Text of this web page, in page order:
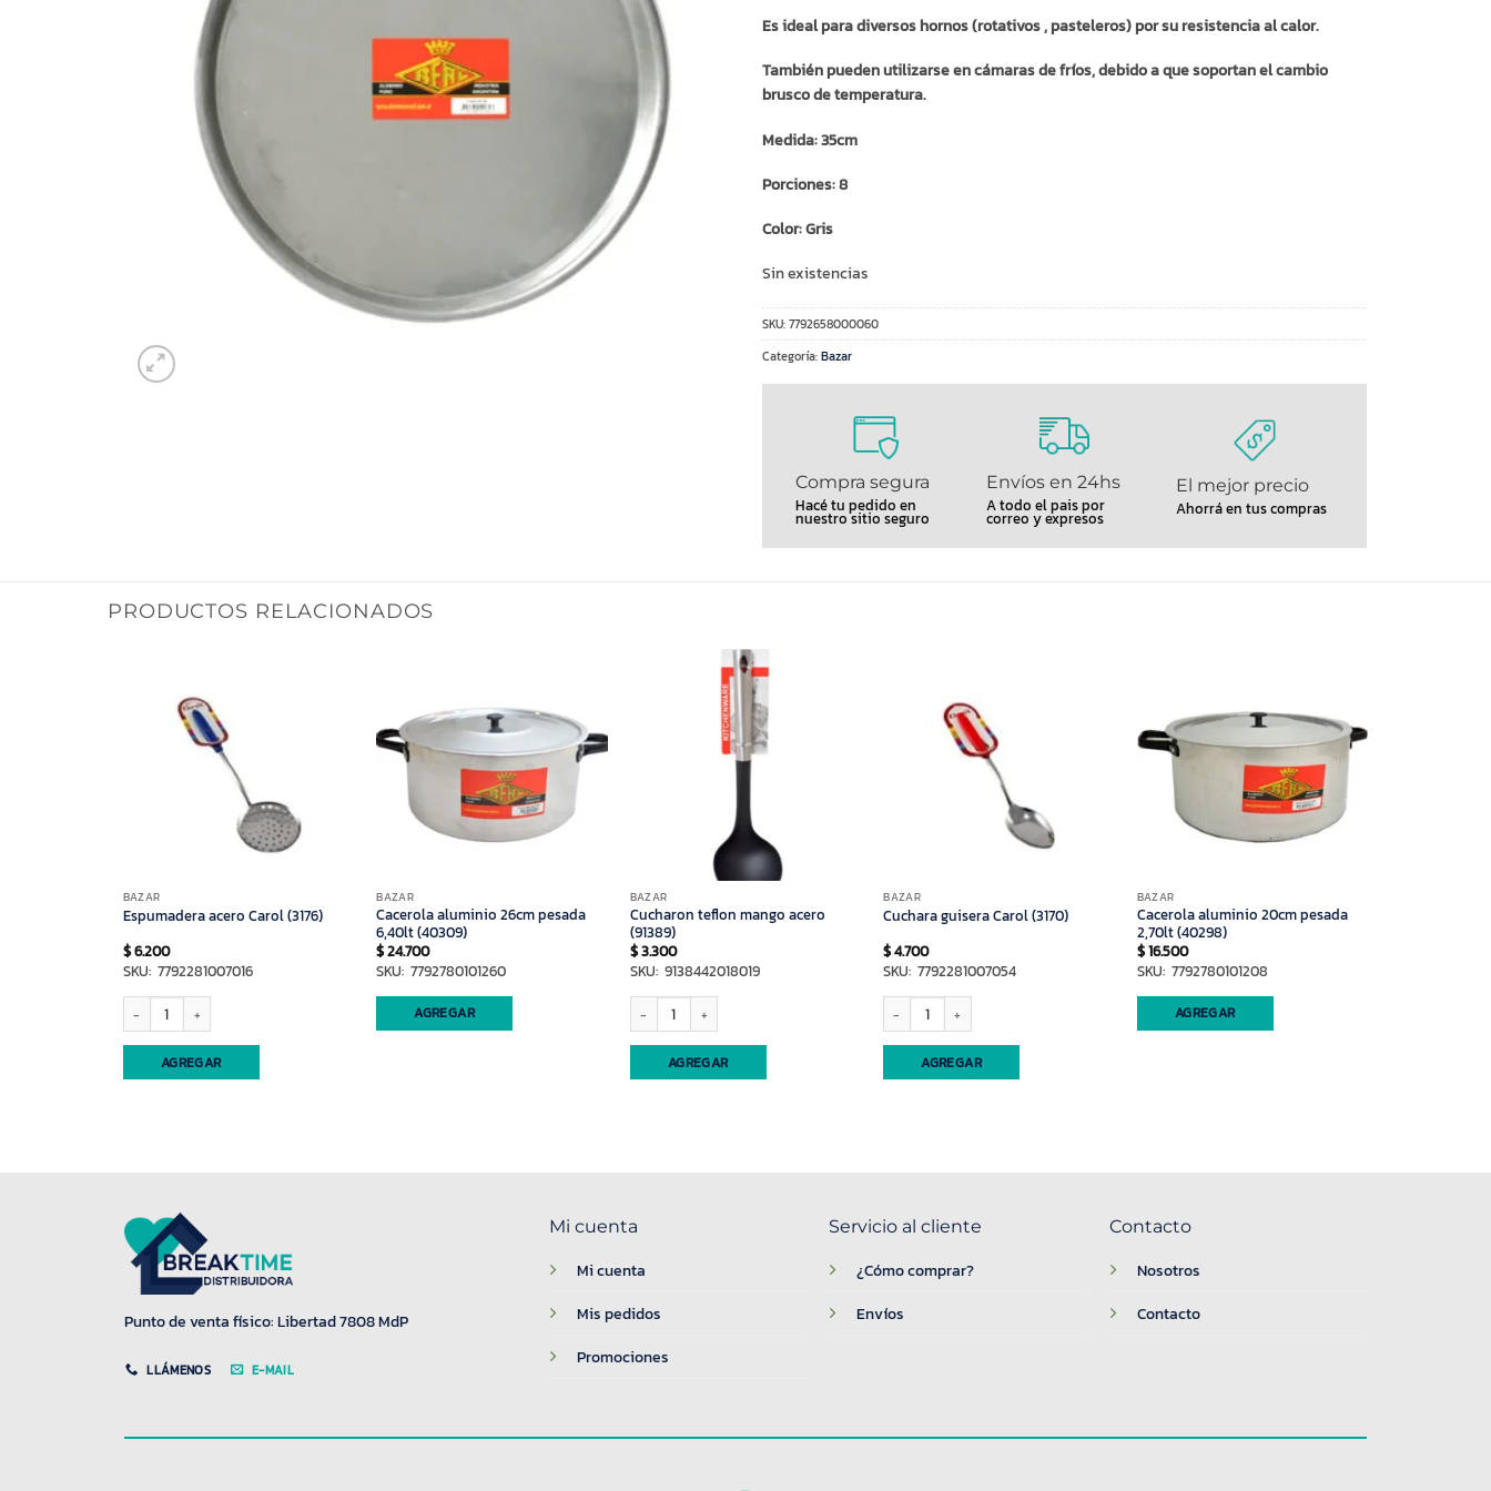
Es ideal para diversos hornos (rotativos , pasteleros) por su resistencia al calor.
También pueden utilizarse en cámaras de fríos, debido a que soportan el cambio
brusco de temperatura.
Medida: 35cm
Porciones: 8
Color: Gris
Sin existencias
SKU:7792658000060
Categoría:Bazar
Compra segura
Hacé tu pedido en
nuestro sitio seguro
Envíos en 24hs
A todo el pais por
correo y expresos
El mejor precio
Ahorrá en tus compras
PRODUCTOS RELACIONADOS
BAZAR
Espumadera acero Carol (3176)
$6.200
SKU: 7792281007016
Espumadera acero Carol (3176) cantidad
AGREGAR
BAZAR
Cacerola aluminio 26cm pesada
6,40lt (40309)
$24.700
SKU: 7792780101260
AGREGAR
BAZAR
Cucharon teflon mango acero
(91389)
$3.300
SKU: 9138442018019
Cucharon teflon mango acero (91389) cantidad
AGREGAR
BAZAR
Cuchara guisera Carol (3170)
$4.700
SKU: 7792281007054
Cuchara guisera Carol (3170) cantidad
AGREGAR
BAZAR
Cacerola aluminio 20cm pesada
2,70lt (40298)
$16.500
SKU: 7792780101208
AGREGAR
Desesplast (65005) cantidad
Punto de venta físico: Libertad 7808 MdP
LLÁMENOS E-MAIL
Mi cuenta
Mi cuenta
Mis pedidos
Promociones
Servicio al cliente
¿Cómo comprar?
Envíos
Contacto
Nosotros
Contacto